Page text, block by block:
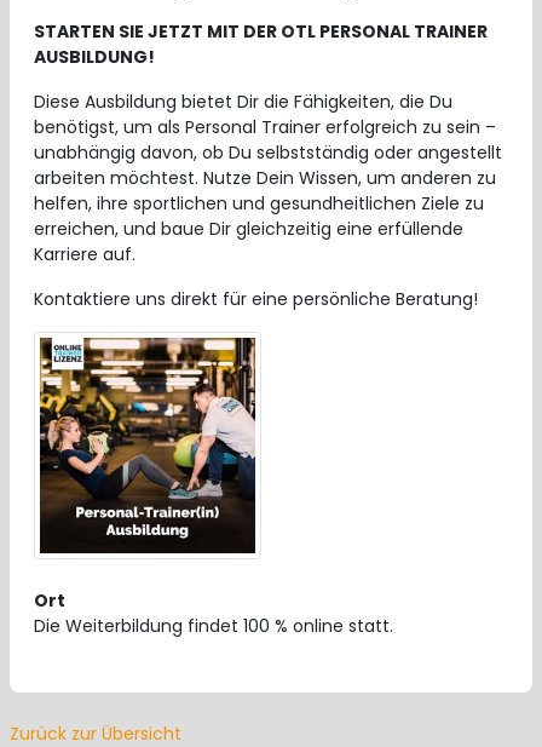
STARTEN SIE JETZT MIT DER OTL PERSONAL TRAINER
AUSBILDUNG!
Diese Ausbildung bietet Dir die Fähigkeiten, die Du
benötigst, um als Personal Trainer erfolgreich zu sein –
unabhängig davon, ob Du selbstständig oder angestellt
arbeiten möchtest. Nutze Dein Wissen, um anderen zu
helfen, ihre sportlichen und gesundheitlichen Ziele zu
erreichen, und baue Dir gleichzeitig eine erfüllende
Karriere auf.
Kontaktiere uns direkt für eine persönliche Beratung!
Ort
Die Weiterbildung findet 100 % online statt.
Zurück zur Übersicht